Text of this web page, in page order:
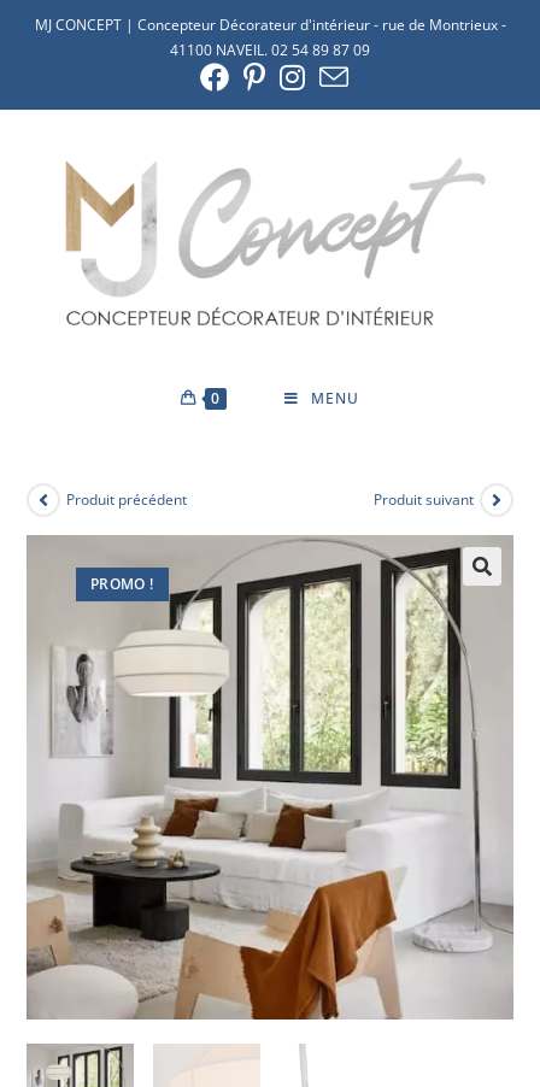
MJ CONCEPT | Concepteur Décorateur d'intérieur - rue de Montrieux -
41100 NAVEIL. 02 54 89 87 09
0 MENU
PROMO !
Produit précédent Produit suivant